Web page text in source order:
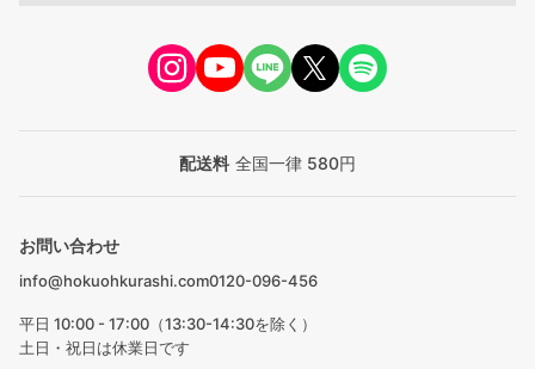
配送料 全国一律 580円
お問い合わせ
info@hokuohkurashi.com0120-096-456
平日 10:00 - 17:00（13:30-14:30を除く）
土日・祝日は休業日です